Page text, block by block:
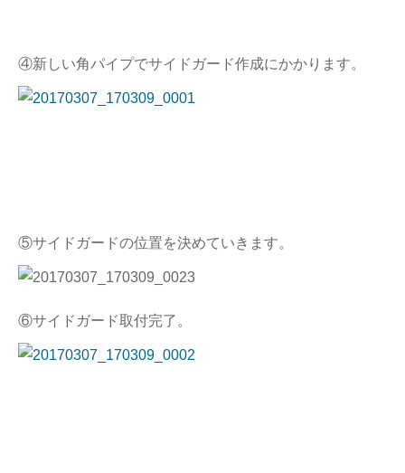
④新しい角パイプでサイドガード作成にかかります。
⑤サイドガードの位置を決めていきます。
⑥サイドガード取付完了。